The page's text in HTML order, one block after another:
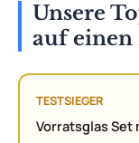
Unsere
auf
TESTSIEGER
Vorratsglas Set